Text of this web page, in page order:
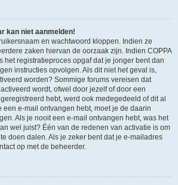
kan niet aanmelden!
en wachtwoord kloppen. Indien ze
zaken hiervan de oorzaak zijn. Indien COPPA
het registratieproces opgaf dat je jonger bent dan
instructies opvolgen. Als dit niet het geval is,
worden? Sommige forums vereisen dat
wordt, ofwel door jezelf of door een
hebt, werd ook medegedeeld of dit al
een e-mail ontvangen hebt, moet je de daarin
Als je nooit een e-mail ontvangen hebt, was het
wel juist? Één van de redenen van activatie is om
doen dalen. Als je zeker bent dat je e-mailadres
op met de beheerder.